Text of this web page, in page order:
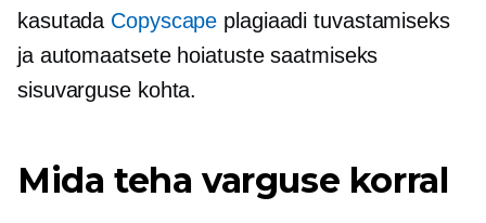
kasutada Copyscape plagiaadi tuvastamiseks
ja automaatsete hoiatuste saatmiseks
sisuvarguse kohta.
Mida teha varguse korral